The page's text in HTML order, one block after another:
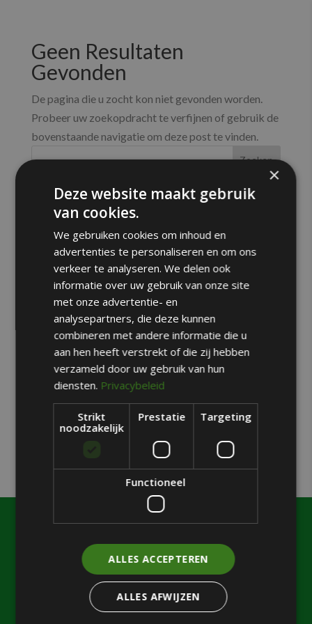
Geen Resultaten
Gevonden
De pagina die u zocht kon niet gevonden worden.
Probeer uw zoekopdracht te verfijnen of gebruik de
bovenstaande navigatie om deze post te vinden.
Zoeken
Recent Posts
Ontdek ons model appartement
Groene oase in de stad: wonen in Motown Parc in
Brussel
Van crèche tot sportclub: kindvriendelijk wonen bij
Motown Parc
Wonen in stijl: ontdek onze
nieuwbouwappartementen
De werken lopen ten einde
Recent Comments
Geen reacties om weer te geven.
MOTOWN
Aanbod
×
Deze website maakt gebruik
van cookies.
We gebruiken cookies om inhoud en
advertenties te personaliseren en om ons
verkeer te analyseren. We delen ook
informatie over uw gebruik van onze site
met onze advertentie- en
analysepartners, die deze kunnen
combineren met andere informatie die u
aan hen heeft verstrekt of die zij hebben
verzameld door uw gebruik van hun
diensten. Privacybeleid
Strikt
noodzakelijk
Prestatie Targeting
Functioneel
ALLES ACCEPTEREN
ALLES AFWIJZEN